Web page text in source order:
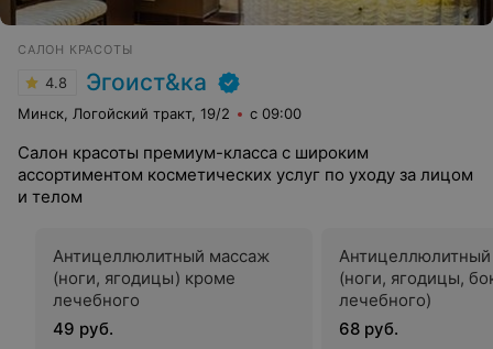
САЛОН КРАСОТЫ
4.8 Эгоист&ка
Минск, Логойский тракт, 19/2 с 09:00
Салон красоты премиум-класса с широким
ассортиментом косметических услуг по уходу за лицом
и телом
Антицеллюлитный массаж
(ноги, ягодицы) кроме
лечебного
49 руб.
(ноги, ягодицы,
лечебного)
68 руб.